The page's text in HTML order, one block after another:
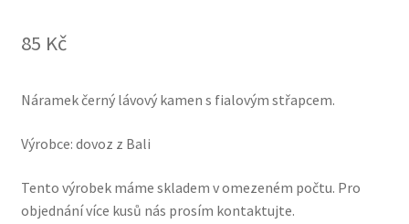
85 Kč
Náramek černý lávový kamen s fialovým střapcem.
Výrobce: dovoz z Bali
Tento výrobek máme skladem v omezeném počtu. Pro
objednání více kusů nás prosím kontaktujte.